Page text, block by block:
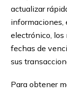
actualizar
informaciones,
electrónico, los
fechas de
sus
Para obtener